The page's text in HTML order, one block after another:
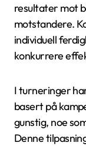
resultater mot
motstandere.
individuell
konkurrere
I turneringer
basert på
gunstig, noe
Denne